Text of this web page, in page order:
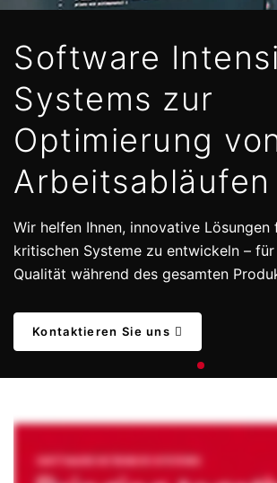
Software
Systems zur
Optimierung
Arbeitsabläufen
Wir helfen Ihnen, innovative Lösungen
kritischen Systeme zu entwickeln –
Qualität während des gesamten
Kontaktieren Sie uns